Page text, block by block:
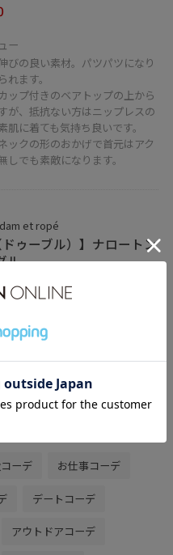
ー
びの良い素材。パツパツになり
れます。
ップ付きのベアトップの上から
が、抵抗ない方はニップレスの
肌に着ても気持ち良いです。
ックの形のおかげで首元はアク
しでも素敵になります。
et ropé
ドゥーブル）】ナロートン
ル
ー
ッションもあります。
ーデ お仕事コーデ
デートコーデ
アウトドアコーデ